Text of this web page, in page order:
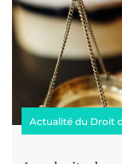
Actualité du Droit